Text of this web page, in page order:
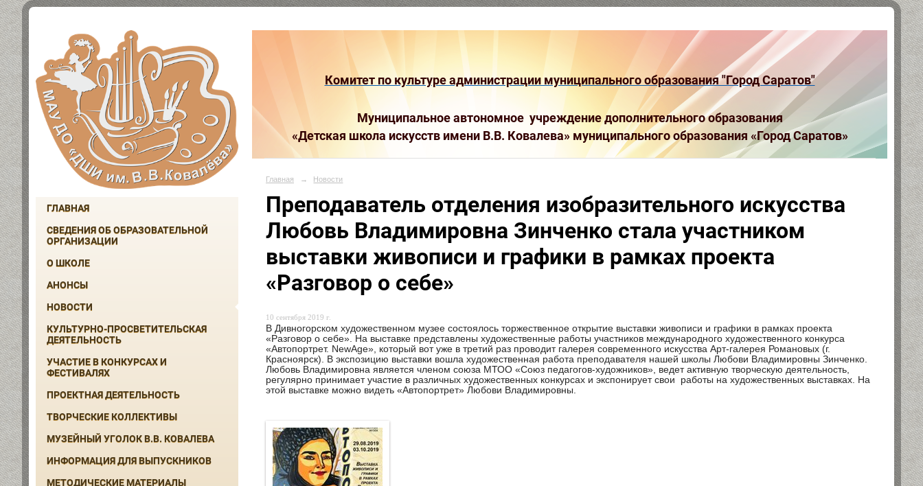
ГЛАВНАЯ
СВЕДЕНИЯ ОБ ОБРАЗОВАТЕЛЬНОЙ
ОРГАНИЗАЦИИ
О ШКОЛЕ
АНОНСЫ
НОВОСТИ
КУЛЬТУРНО-ПРОСВЕТИТЕЛЬСКАЯ
ДЕЯТЕЛЬНОСТЬ
УЧАСТИЕ В КОНКУРСАХ И
ФЕСТИВАЛЯХ
ПРОЕКТНАЯ ДЕЯТЕЛЬНОСТЬ
ТВОРЧЕСКИЕ КОЛЛЕКТИВЫ
МУЗЕЙНЫЙ УГОЛОК В.В. КОВАЛЕВА
ИНФОРМАЦИЯ ДЛЯ ВЫПУСКНИКОВ
МЕТОДИЧЕСКИЕ МАТЕРИАЛЫ
Комитет по культуре администрации муниципального образования "Город Саратов"
Муниципальное автономное учреждение дополнительного образования
«Детская школа искусств имени В.В. Ковалева» муниципального образования «Город Саратов»
Главная → Новости
Преподаватель отделения изобразительного искусства
Любовь Владимировна Зинченко стала участником
выставки живописи и графики в рамках проекта
«Разговор о себе»
10 сентября 2019 г.
В Дивногорском художественном музее состоялось торжественное открытие выставки живописи и графики в рамках проекта
«Разговор о себе». На выставке представлены художественные работы участников международного художественного конкурса
«Автопортрет. NewAge», который вот уже в третий раз проводит галерея современного искусства Арт-галерея Романовых (г.
Красноярск). В экспозицию выставки вошла художественная работа преподавателя нашей школы Любови Владимировны Зинченко.
Любовь Владимировна является членом союза МТОО «Союз педагогов-художников», ведет активную творческую деятельность,
регулярно принимает участие в различных художественных конкурсах и экспонирует свои работы на художественных выставках. На
этой выставке можно видеть «Автопортрет» Любови Владимировны.